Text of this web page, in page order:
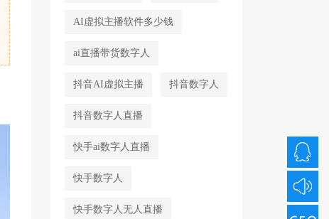
AI虚拟主播软件多少钱
ai直播带货数字人
抖音AI虚拟主播 抖音数字人
抖音数字人直播
快手ai数字人直播
快手数字人
快手数字人无人直播